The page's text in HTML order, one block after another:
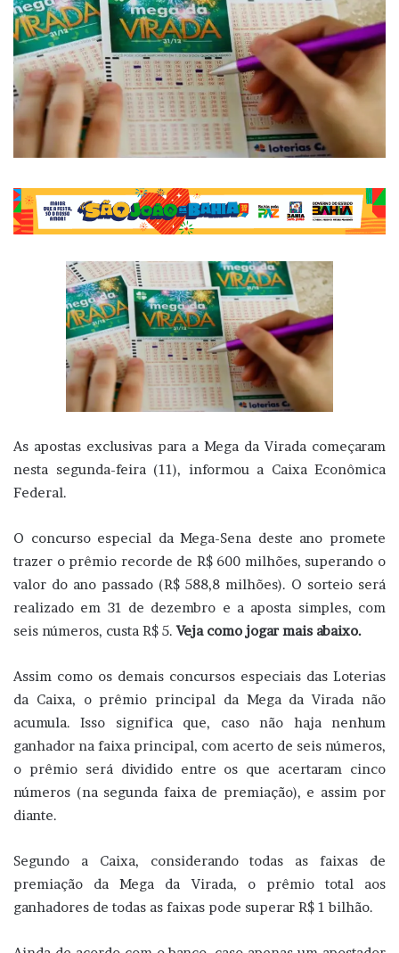
As apostas exclusivas para a Mega da Virada começaram
nesta segunda-feira (11), informou a Caixa Econômica
Federal.
O concurso especial da Mega-Sena deste ano promete
trazer o prêmio recorde de R$ 600 milhões, superando o
valor do ano passado (R$ 588,8 milhões). O sorteio será
realizado em 31 de dezembro e a aposta simples, com
seis números, custa R$ 5.Veja como jogar mais abaixo.
Assim como os demais concursos especiais das Loterias
da Caixa, o prêmio principal da Mega da Virada não
acumula. Isso significa que, caso não haja nenhum
ganhador na faixa principal, com acerto de seis números,
o prêmio será dividido entre os que acertaram cinco
números (na segunda faixa de premiação), e assim por
diante.
Segundo a Caixa, considerando todas as faixas de
premiação da Mega da Virada, o prêmio total aos
ganhadores de todas as faixas pode superar R$ 1 bilhão.